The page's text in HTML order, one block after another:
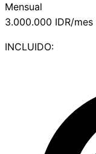
Mensual
3.000.000 IDR/mes
INCLUIDO: